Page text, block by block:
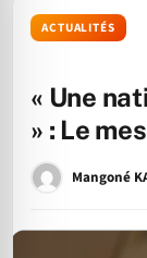
ACTUALITÉS
« Une
» : Le
Mangoné